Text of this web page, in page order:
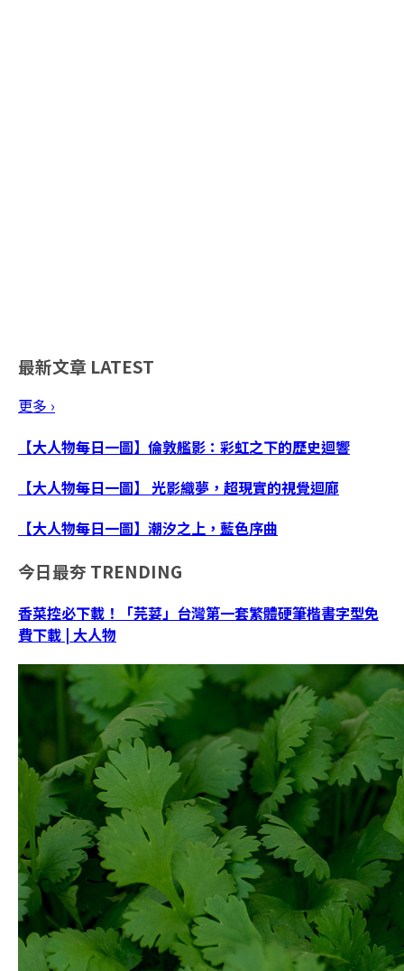
最新文章 LATEST
更多 ›
【大人物每日一圖】倫敦艦影：彩虹之下的歷史迴響
【大人物每日一圖】 光影織夢，超現實的視覺迴廊
【大人物每日一圖】潮汐之上，藍色序曲
今日最夯 TRENDING
香菜控必下載！「芫荽」台灣第一套繁體硬筆楷書字型免
費下載 | 大人物